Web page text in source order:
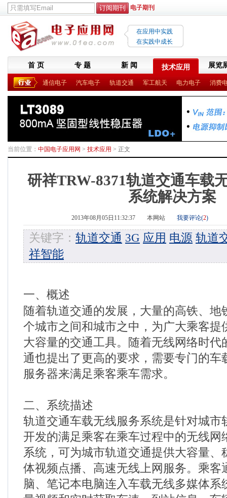
电子期刊
在应用中实践
在实践中成长
首 页 专 题 新 闻 技术应用 展览
通信电子 汽车电子 轨道交通 军工航天 电力电子 消费
当前位置： 中国电子应用网 > 技术应用 > 正文
研祥TRW-8371轨道交通车载
系统解决方案
2013年08月05日11:32:37 本网站 我要评论(2)
关键字： 轨道交通 3G 应用 电源 轨道
祥智能
一、概述
随着轨道交通的发展，大量的高铁、地
个城市之间和城市之中，为广大乘客提
大容量的交通工具。随着无线网络时代
通也提出了更高的要求，需要专门的车
服务器来满足乘客乘车需求。
二、系统描述
轨道交通车载无线服务系统是针对城市
开发的满足乘客在乘车过程中的无线网
系统，可为城市轨道交通提供大容量、
体视频点播、高速无线上网服务。乘客
脑、笔记本电脑连入车载无线多媒体系